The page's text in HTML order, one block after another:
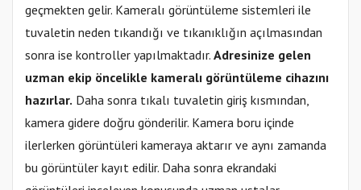
geçmekten gelir. Kameralı görüntüleme sistemleri ile
tuvaletin neden tıkandığı ve tıkanıklığın açılmasından
sonra ise kontroller yapılmaktadır. Adresinize gelen
uzman ekip öncelikle kameralı görüntüleme cihazını
hazırlar. Daha sonra tıkalı tuvaletin giriş kısmından,
kamera gidere doğru gönderilir. Kamera boru içinde
ilerlerken görüntüleri kameraya aktarır ve aynı zamanda
bu görüntüler kayıt edilir. Daha sonra ekrandaki